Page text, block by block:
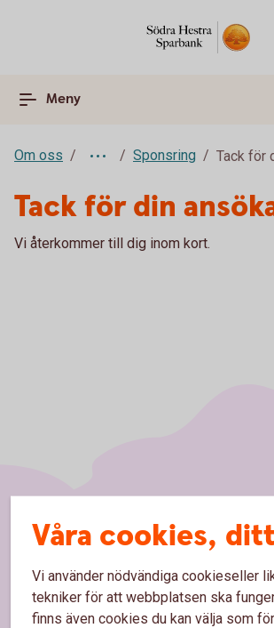
Meny
Om oss Sponsring Tack för
Tack för din
Vi återkommer till dig inom kort.
Våra cookies,
Vi använder nödvändiga cookieseller
tekniker för att webbplatsen ska
finns även cookies du kan välja som
Sidfot
Hitta snabbt
Kundservice
Spärrhjälp